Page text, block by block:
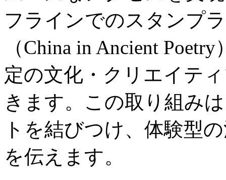
フラインでのスタンプ
（China in Ancient
定の文化・クリエイテ
きます。この取り組み
トを結びつけ、体験型
を伝えます。